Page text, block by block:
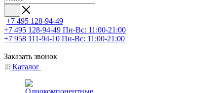
+7 495 128-94-49
+7 495 128-94-49 Пн-Вс: 11:00-21:00
+7 958 111-94-10 Пн-Вс: 11:00-21:00
Заказать звонок
Каталог